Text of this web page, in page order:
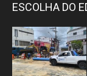
ESCOLHA DO